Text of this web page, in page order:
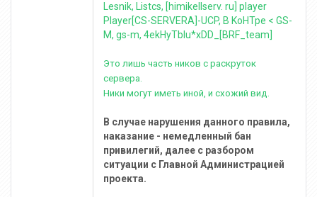
Lesnik, Listcs, [himikellserv. ru] player
Player[CS-SERVERA]-UCP, B KoHTpe < GS-
M, gs-m, 4ekHyTbIu*xDD_[BRF_team]
Это лишь часть ников с раскруток
сервера.
Ники могут иметь иной, и схожий вид.
В случае нарушения данного правила,
наказание - немедленный бан
привилегий, далее с разбором
ситуации с Главной Администрацией
проекта.